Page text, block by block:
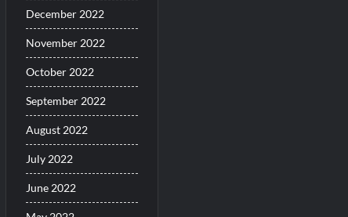
December 2022
November 2022
October 2022
September 2022
August 2022
July 2022
June 2022